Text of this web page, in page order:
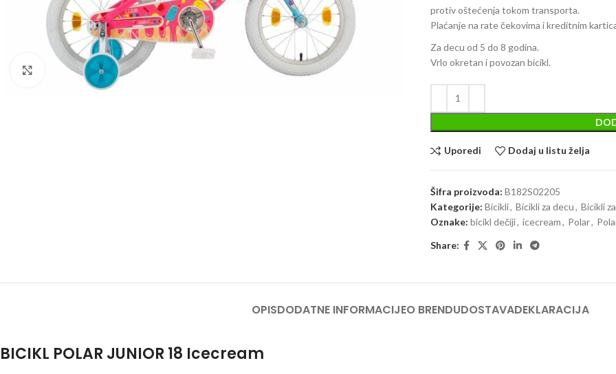
Kliknite za uvećanje
protiv oštećenja tokom transporta.
Plaćanje na rate čekovima i kreditnim
Za decu od 5 do 8 godina.
Vrlo okretan i povozan bicikl.
Uporedi Dodaj u listu želja
Šifra proizvoda: B182S02205
Kategorije: Bicikli, Bicikli za decu, Bicikli
Oznake: bicikl dečiji, icecream, Polar,
Share:
OPISDODATNE INFORMACIJEO BRENDUDOSTAVADEKLARACIJA
BICIKL POLAR JUNIOR 18 Icecream